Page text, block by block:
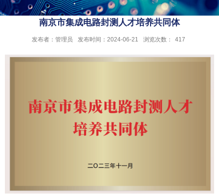
南京市集成电路封测人才培养共同体
发布者：管理员 发布时间：2024-06-21 浏览次数： 417